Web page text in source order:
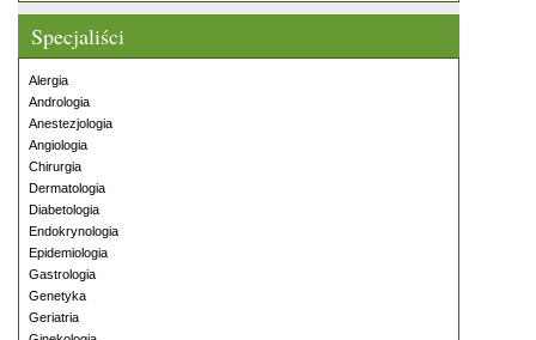
Specjaliści
Alergia
Andrologia
Anestezjologia
Angiologia
Chirurgia
Dermatologia
Diabetologia
Endokrynologia
Epidemiologia
Gastrologia
Genetyka
Geriatria